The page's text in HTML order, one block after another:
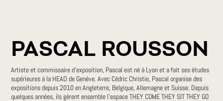
PASCAL ROUSSON
Artiste et commissaire d’exposition, Pascal est né à Lyon et a fait ses études
supérieures à la HEAD de Genève. Avec Cédric Christie, Pascal organise des
expositions depuis 2010 en Angleterre, Belgique, Allemagne et Suisse. Depuis
quelques années, ils gèrent ensemble l’espace THEY COME THEY SIT THEY GO